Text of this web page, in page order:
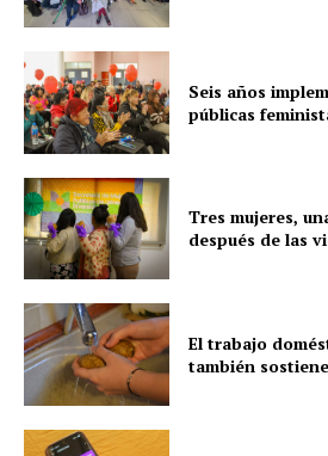
Seis años
públicas
Tres mujeres,
después de las
El trabajo
también